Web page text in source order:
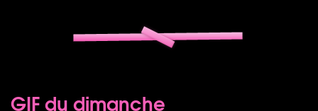
GIF du dimanche